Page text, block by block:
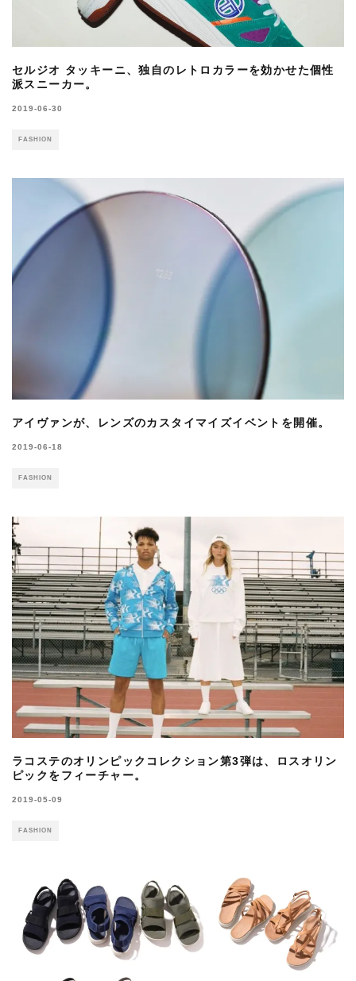
セルジオ タッキーニ、独自のレトロカラーを効かせた個性
派スニーカー。
2019-06-30
FASHION
アイヴァンが、レンズのカスタイマイズイベントを開催。
2019-06-18
FASHION
ラコステのオリンピックコレクション第3弾は、ロスオリン
ピックをフィーチャー。
2019-05-09
FASHION